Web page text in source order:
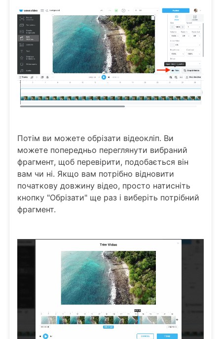
Потім ви можете обрізати відеокліп. Ви
можете попередньо переглянути вибраний
фрагмент, щоб перевірити, подобається він
вам чи ні. Якщо вам потрібно відновити
початкову довжину відео, просто натисніть
кнопку "Обрізати" ще раз і виберіть потрібний
фрагмент.